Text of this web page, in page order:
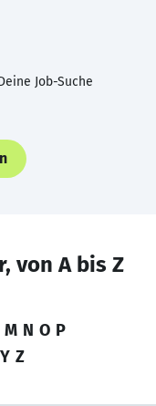
Job-Suche
von A bis Z
M N O P
Y Z